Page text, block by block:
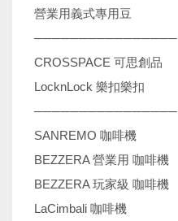
營業用義式專用豆
────────────────
CROSSPACE 可思創品
LocknLock 樂扣樂扣
────────────────
SANREMO 咖啡機
BEZZERA 營業用 咖啡機
BEZZERA 玩家級 咖啡機
LaCimbali 咖啡機